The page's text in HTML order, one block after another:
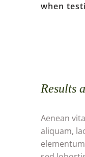
when
Results
Aenean
aliquam,